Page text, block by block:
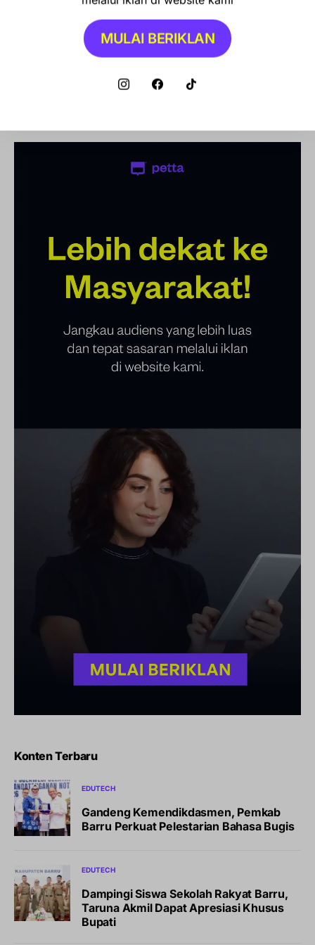
OLAHRAGA
Debut Manis Mitchell Baker, Hattrick
Konten Terbaru
EDUTECH
Gandeng Kemendikdasmen, Pemkab
Barru Perkuat Pelestarian Bahasa Bugis
EDUTECH
Dampingi Siswa Sekolah Rakyat Barru,
Taruna Akmil Dapat Apresiasi Khusus
Bupati
MULAI BERIKLAN